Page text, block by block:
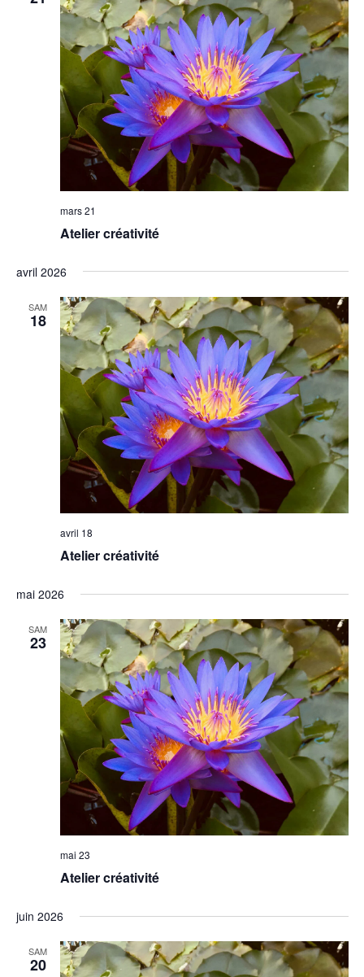
mars 21
Atelier créativité
avril 2026
SAM
18
avril 18
Atelier créativité
mai 2026
SAM
23
mai 23
Atelier créativité
juin 2026
SAM
20